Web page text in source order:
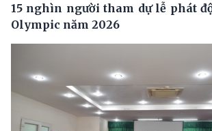
15 nghìn người tham dự lễ phát
Olympic năm 2026